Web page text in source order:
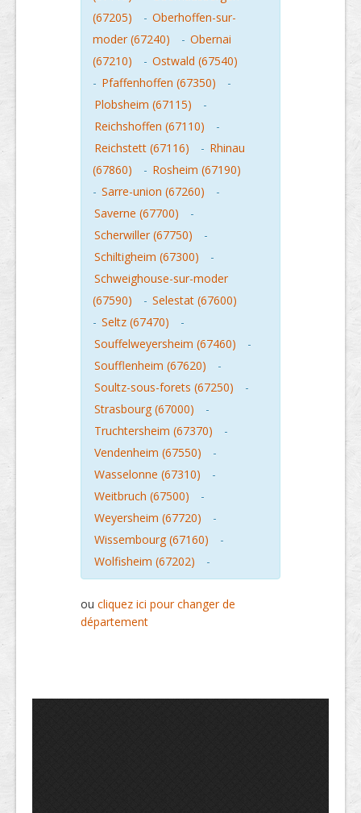
(67205)
- Oberhoffen-sur-
moder (67240)
- Obernai
(67210)
- Ostwald (67540)
- Pfaffenhoffen (67350)
-
Plobsheim (67115)
-
Reichshoffen (67110)
-
Reichstett (67116)
- Rhinau
(67860)
- Rosheim (67190)
- Sarre-union (67260)
-
Saverne (67700)
-
Scherwiller (67750)
-
Schiltigheim (67300)
-
Schweighouse-sur-moder
(67590)
- Selestat (67600)
- Seltz (67470)
-
Souffelweyersheim (67460)
-
Soufflenheim (67620)
-
Soultz-sous-forets (67250)
-
Strasbourg (67000)
-
Truchtersheim (67370)
-
Vendenheim (67550)
-
Wasselonne (67310)
-
Weitbruch (67500)
-
Weyersheim (67720)
-
Wissembourg (67160)
-
Wolfisheim (67202)
-
ou cliquez ici pour changer de
département